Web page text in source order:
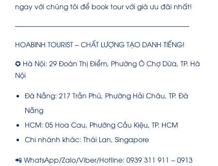
ngay với chúng tôi để book tour với giá ưu đãi nhất!
—————————————————————————–
HOABINH TOURIST – CHẤT LƯỢNG TẠO DANH TIẾNG!
✪ Hà Nội: 29 Đoàn Thị Điểm, Phường Ô Chợ Dừa, TP. Hà
Nội
Đà Nẵng: 217 Trần Phú, Phường Hải Châu, TP. Đà
Nẵng
HCM: 05 Hoa Cau, Phường Cầu Kiệu, TP. HCM
Chi nhánh khác: Thái Lan, Singapore
📲 WhatsApp/Zalo/Viber/Hotline: 0939 311 911 – 0913